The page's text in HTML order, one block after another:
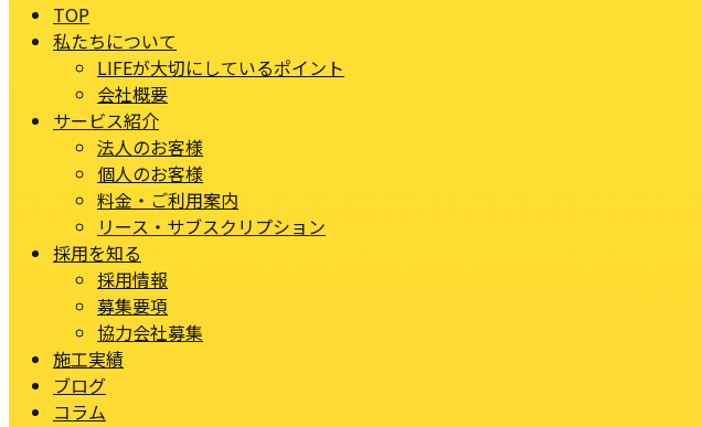
TOP
私たちについて
LIFEが大切にしているポイント
会社概要
サービス紹介
法人のお客様
個人のお客様
料金・ご利用案内
リース・サブスクリプション
採用を知る
採用情報
募集要項
協力会社募集
施工実績
ブログ
コラム